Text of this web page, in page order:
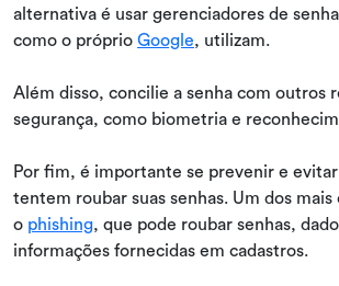
alternativa é usar gerenciadores de
como o próprio Google, utilizam.
Além disso, concilie a senha com outros
segurança, como biometria e
Por fim, é importante se prevenir e
tentem roubar suas senhas. Um dos mais
o phishing, que pode roubar senhas,
informações fornecidas em cadastros.